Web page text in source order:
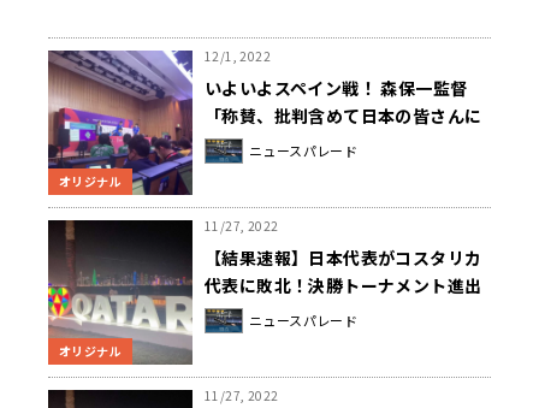
オリジナル
12/1, 2022
いよいよスペイン戦！ 森保一監督
「称賛、批判含めて日本の皆さんに
興味を持って頂ければ嬉しい」
ニュースパレード
オリジナル
11/27, 2022
【結果速報】日本代表がコスタリカ
代表に敗北！決勝トーナメント進出
の行方はスペイン戦へ！
ニュースパレード
11/27, 2022